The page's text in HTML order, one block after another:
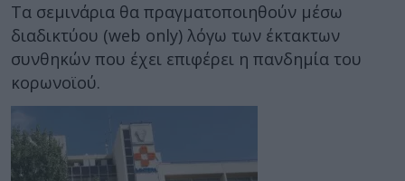
Τα σεμινάρια θα πραγματοποιηθούν μέσω
διαδικτύου (web only) λόγω των έκτακτων
συνθηκών που έχει επιφέρει η πανδημία του
κορωνοϊού.